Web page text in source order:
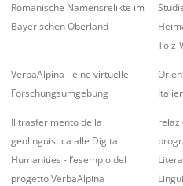
Romanische Namensrelikte im
Bayerischen Oberland
Tölz-
VerbaAlpina - eine virtuelle
Forschungsumgebung
Il trasferimento della
geolinguistica alle Digital
Humanities - l’esempio del
progetto VerbaAlpina